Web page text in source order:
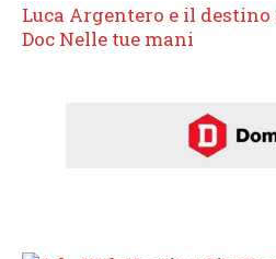
Luca Argentero e il
Doc Nelle tue mani